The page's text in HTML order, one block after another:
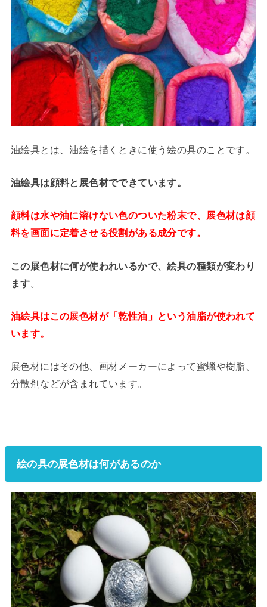
油絵具とは、油絵を描くときに使う絵の具のことです。
油絵具は顔料と展色材でできています。
顔料は水や油に溶けない色のついた粉末で、展色材は顔
料を画面に定着させる役割がある成分です。
この展色材に何が使われいるかで、絵具の種類が変わり
ます。
油絵具はこの展色材が「乾性油」という油脂が使われて
います。
展色材にはその他、画材メーカーによって蜜蠟や樹脂、
分散剤などが含まれています。
絵の具の展色材は何があるのか